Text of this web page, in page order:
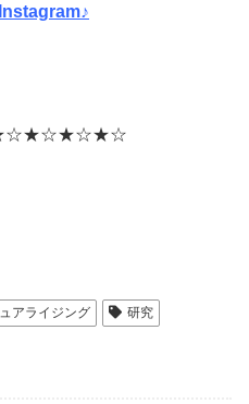
アライジング 研究